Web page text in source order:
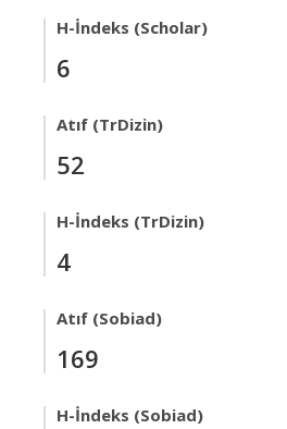
H-İndeks (Scholar)
6
Atıf (TrDizin)
52
H-İndeks (TrDizin)
4
Atıf (Sobiad)
169
H-İndeks (Sobiad)